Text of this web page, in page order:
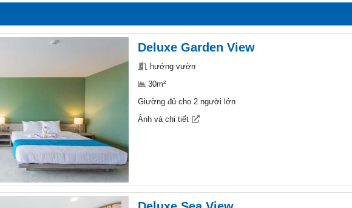
Deluxe Garden View
hướng vườn
30m²
Giường đủ cho 2 người lớn
Ảnh và chi tiết